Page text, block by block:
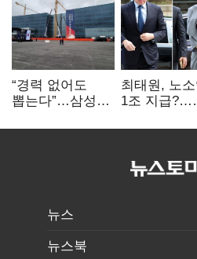
“경력 없어도
뽑는다”…삼성
반도체 인재
최태원, 노소
1조 지급?…
뉴스
뉴스북